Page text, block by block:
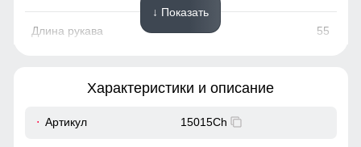
Карманы служат местом хранения различных мелочей.
55
↓ Показать
Характеристики и описание
Артикул 15015Ch